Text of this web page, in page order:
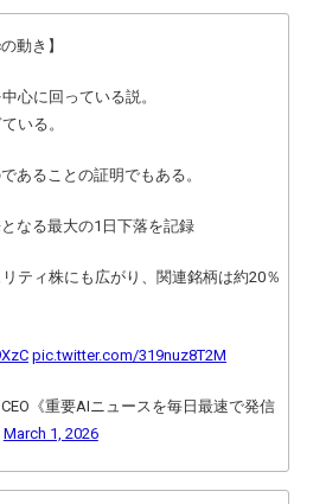
動き】
心に回っている説。
いる。
あることの証明でもある。
なる最大の1日下落を記録
ティ株にも広がり、関連銘柄は約20％
pic.twitter.com/319nuz8T2M
《重要AIニュースを毎日最速で発信
March 1, 2026